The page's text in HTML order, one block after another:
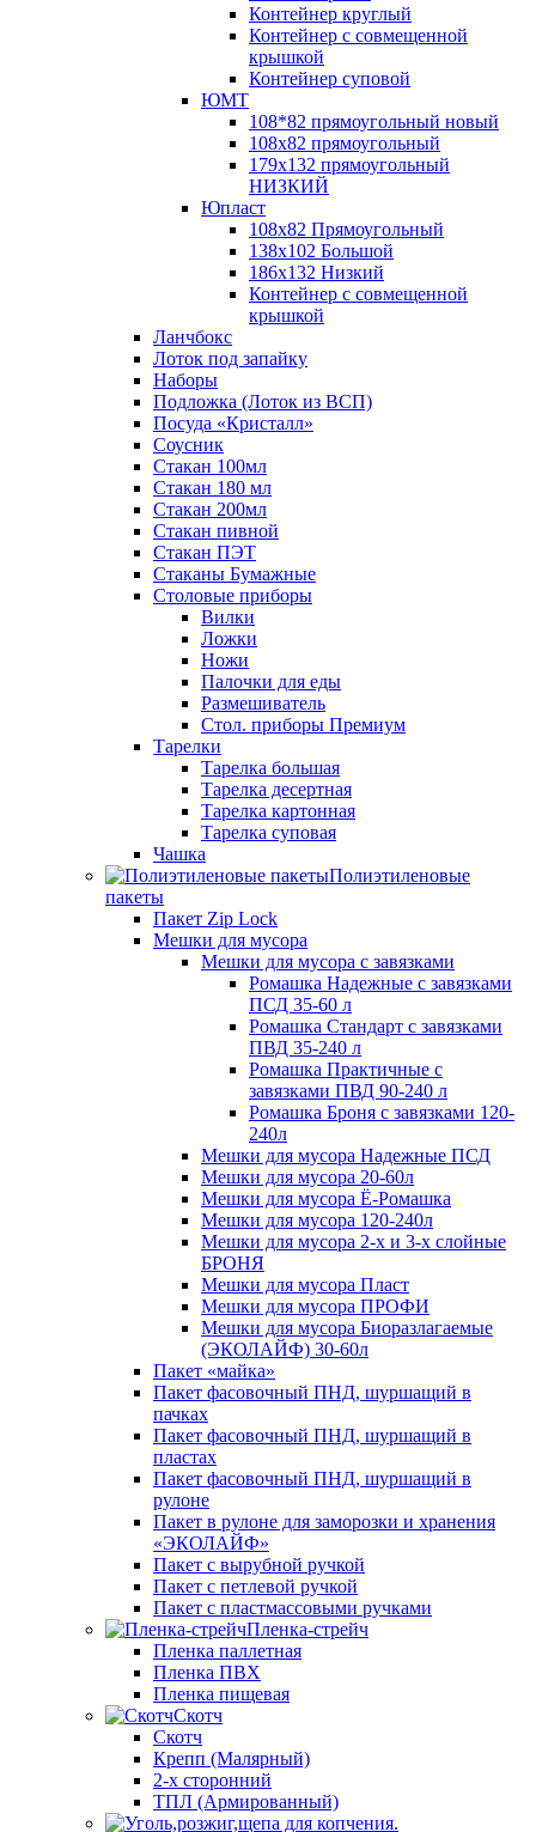
Контейнер круглый
Контейнер с совмещенной
крышкой
Контейнер суповой
ЮМТ
108*82 прямоугольный новый
108х82 прямоугольный
179х132 прямоугольный
НИЗКИЙ
Юпласт
108х82 Прямоугольный
138х102 Большой
186х132 Низкий
Контейнер с совмещенной
крышкой
Ланчбокс
Лоток под запайку
Наборы
Подложка (Лоток из ВСП)
Посуда «Кристалл»
Соусник
Стакан 100мл
Стакан 180 мл
Стакан 200мл
Стакан пивной
Стакан ПЭТ
Стаканы Бумажные
Столовые приборы
Вилки
Ложки
Ножи
Палочки для еды
Размешиватель
Стол. приборы Премиум
Тарелки
Тарелка большая
Тарелка десертная
Тарелка картонная
Тарелка суповая
Чашка
Полиэтиленовые
пакеты
Пакет Zip Lock
Мешки для мусора
Мешки для мусора с завязками
Ромашка Надежные с завязками
ПСД 35-60 л
Ромашка Стандарт с завязками
ПВД 35-240 л
Ромашка Практичные с
завязками ПВД 90-240 л
Ромашка Броня с завязками 120-
240л
Мешки для мусора Надежные ПСД
Мешки для мусора 20-60л
Мешки для мусора Ё-Ромашка
Мешки для мусора 120-240л
Мешки для мусора 2-х и 3-х слойные
БРОНЯ
Мешки для мусора Пласт
Мешки для мусора ПРОФИ
Мешки для мусора Биоразлагаемые
(ЭКОЛАЙФ) 30-60л
Пакет «майка»
Пакет фасовочный ПНД, шуршащий в
пачках
Пакет фасовочный ПНД, шуршащий в
пластах
Пакет фасовочный ПНД, шуршащий в
рулоне
Пакет в рулоне для заморозки и хранения
«ЭКОЛАЙФ»
Пакет с вырубной ручкой
Пакет с петлевой ручкой
Пакет с пластмассовыми ручками
Пленка-стрейч
Пленка паллетная
Пленка ПВХ
Пленка пищевая
Скотч
Скотч
Крепп (Малярный)
2-х сторонний
ТПЛ (Армированный)